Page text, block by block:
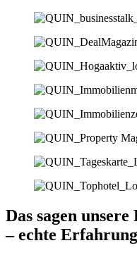
Das sagen
– echte